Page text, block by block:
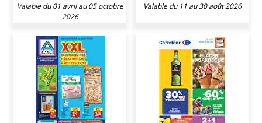
Valable du 01 avril au 05 octobre
2026
Valable du 11 au 30 août 2026